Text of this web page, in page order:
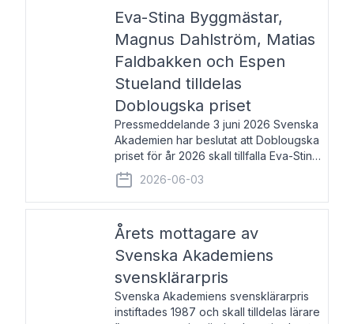
Eva-Stina Byggmästar,
Magnus Dahlström, Matias
Faldbakken och Espen
Stueland tilldelas
Doblougska priset
Pressmeddelande 3 juni 2026 Svenska
Akademien har beslutat att Doblougska
priset för år 2026 skall tillfalla Eva-Stina
Byggmästar, Magnus Dahlström, Matias
Faldbakken samt Espen Stueland.
Prisbeloppet är 200 000 svenska
2026-06-03
Årets mottagare av
Svenska Akademiens
svensklärarpris
Svenska Akademiens svensklärarpris
instiftades 1987 och skall tilldelas lärare